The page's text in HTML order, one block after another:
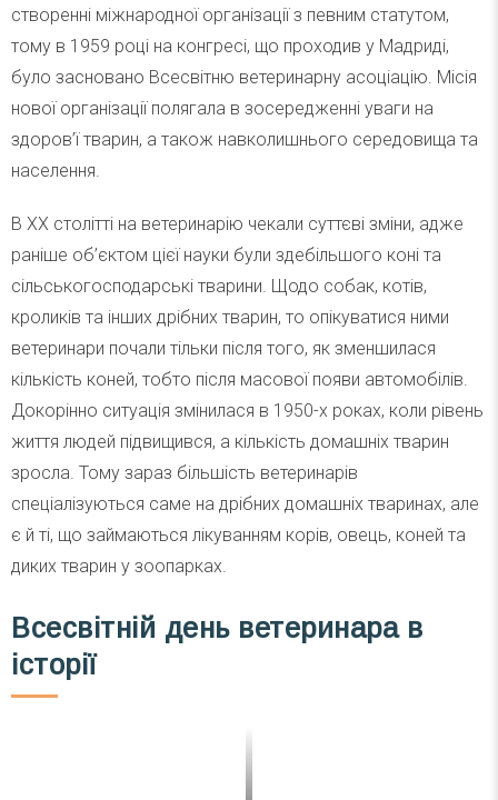
створенні міжнародної організації з певним статутом,
тому в 1959 році на конгресі, що проходив у Мадриді,
було засновано Всесвітню ветеринарну асоціацію. Місія
нової організації полягала в зосередженні уваги на
здоров’ї тварин, а також навколишнього середовища та
населення.
В XX столітті на ветеринарію чекали суттєві зміни, адже
раніше об’єктом цієї науки були здебільшого коні та
сільськогосподарські тварини. Щодо собак, котів,
кроликів та інших дрібних тварин, то опікуватися ними
ветеринари почали тільки після того, як зменшилася
кількість коней, тобто після масової появи автомобілів.
Докорінно ситуація змінилася в 1950-х роках, коли рівень
життя людей підвищився, а кількість домашніх тварин
зросла. Тому зараз більшість ветеринарів
спеціалізуються саме на дрібних домашніх тваринах, але
є й ті, що займаються лікуванням корів, овець, коней та
диких тварин у зоопарках.
Всесвітній день ветеринара в
історії